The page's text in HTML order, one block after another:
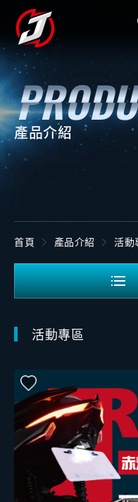
產品介紹
首頁 產品介紹 活動
活動專區